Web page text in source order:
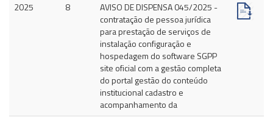
2025
8
AVISO DE DISPENSA 045/2025 -
contratação de pessoa jurídica
para prestação de serviços de
instalação configuração e
hospedagem do software SGPP
site oficial com a gestão completa
do portal gestão do conteúdo
institucional cadastro e
acompanhamento da